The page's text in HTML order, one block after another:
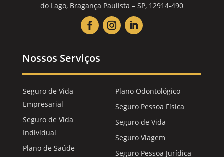
do Lago, Bragança Paulista – SP, 12914-490
Nossos Serviços
Seguro de Vida
Empresarial
Seguro de Vida
Individual
Plano de Saúde
Plano Odontológico
Seguro Pessoa Física
Seguro de Vida
Seguro Viagem
Seguro Pessoa Jurídica